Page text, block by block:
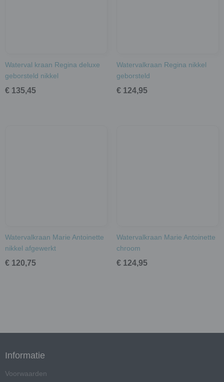
Waterval kraan Regina deluxe
geborsteld nikkel
€ 135,45
Watervalkraan Regina nikkel
geborsteld
€ 124,95
Watervalkraan Marie Antoinette
nikkel afgewerkt
€ 120,75
Watervalkraan Marie Antoinette
chroom
€ 124,95
Informatie
Voorwaarden